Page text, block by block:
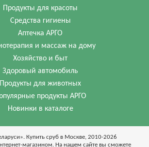
Продукты для красоты
Средства гигиены
Аптечка АРГО
и массаж на дому
Хозяйство и быт
Здоровый автомобиль
Продукты для животных
продукты АРГО
Новинки в каталоге
Купить сруб в Москве, 2010-2026
магазином. На нашем сайте вы сможете